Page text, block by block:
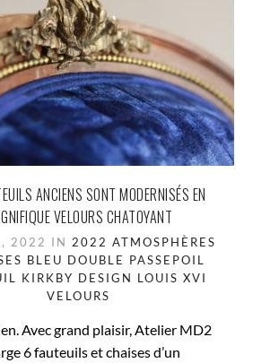
ANCIENS SONT MODERNISÉS EN
VELOURS CHATOYANT
2022 IN 2022 ATMOSPHÈRES
BLEU DOUBLE PASSEPOIL
KIRKBY DESIGN LOUIS XVI
VELOURS
Avec grand plaisir, Atelier MD2
6 fauteuils et chaises d’un